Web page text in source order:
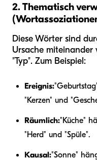
2. Thematisch
Diese Wörter sind
Ursache
"Typ". Zum Beispiel:
Ereignis:
"Kerzen" und
Räumlich:"Küche"
"Herd" und "Spüle".
Kausal:"Sonne"